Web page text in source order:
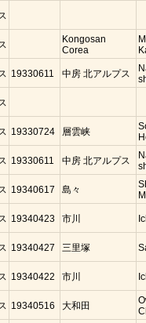
Kongosan
Corea
19330611 中房 北アルプス
19330724 層雲峡
19330611 中房 北アルプス
19340617 島々
19340423 市川
19340427 三里塚
19340422 市川
19340516 大和田